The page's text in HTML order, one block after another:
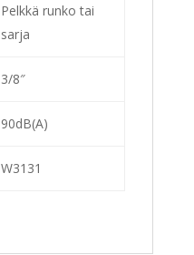
Pelkkä runko tai
sarja
3/8″
90dB(A)
W3131